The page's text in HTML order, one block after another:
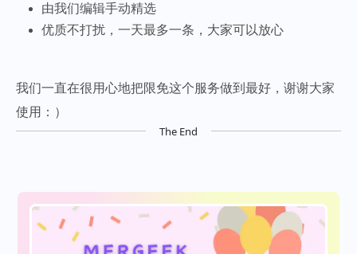
由我们编辑手动精选
优质不打扰，一天最多一条，大家可以放心
我们一直在很用心地把限免这个服务做到最好，谢谢大家
使用：）
The End